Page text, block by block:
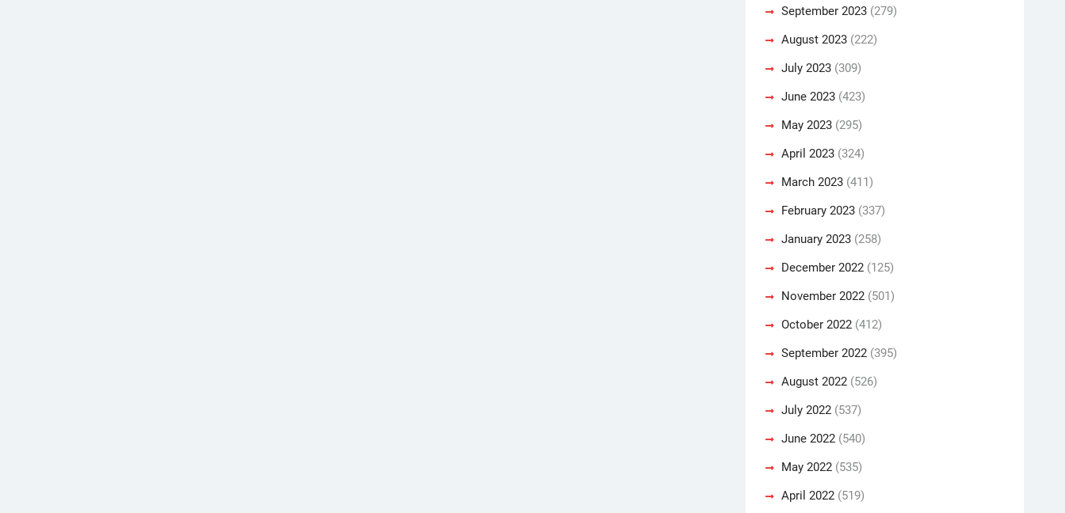
September 2023 (279)
August 2023 (222)
July 2023 (309)
June 2023 (423)
May 2023 (295)
April 2023 (324)
March 2023 (411)
February 2023 (337)
January 2023 (258)
December 2022 (125)
November 2022 (501)
October 2022 (412)
September 2022 (395)
August 2022 (526)
July 2022 (537)
June 2022 (540)
May 2022 (535)
April 2022 (519)